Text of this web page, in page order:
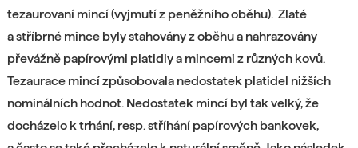
tezaurovaní mincí (vyjmutí z peněžního oběhu). Zlaté
a stříbrné mince byly stahovány z oběhu a nahrazovány
převážně papírovými platidly a mincemi z různých kovů.
Tezaurace mincí způsobovala nedostatek platidel nižších
nominálních hodnot. Nedostatek mincí byl tak velký, že
docházelo k trhání, resp. stříhání papírových bankovek,